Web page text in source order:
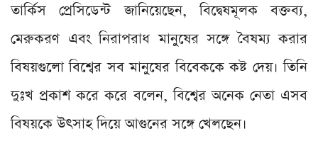
তার্কিস প্রেসিডেন্ট জানিয়েছেন, বিদ্বেষমূলক বক্তব্য,
মেরুকরণ এবং নিরাপরাধ মানুষের সঙ্গে বৈষম্য করার
বিষয়গুলো বিশ্বের সব মানুষের বিবেককে কষ্ট দেয়। তিনি
দুঃখ প্রকাশ করে করে বলেন, বিশ্বের অনেক নেতা এসব
বিষয়কে উৎসাহ দিয়ে আগুনের সঙ্গে খেলছেন।